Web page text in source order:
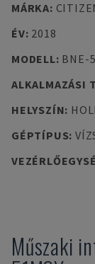
MÁRKA:
ÉV: 2018
MODELL: BNE-
ALKALMAZÁSI
HELYSZÍN:
GÉPTÍPUS:
Műszaki